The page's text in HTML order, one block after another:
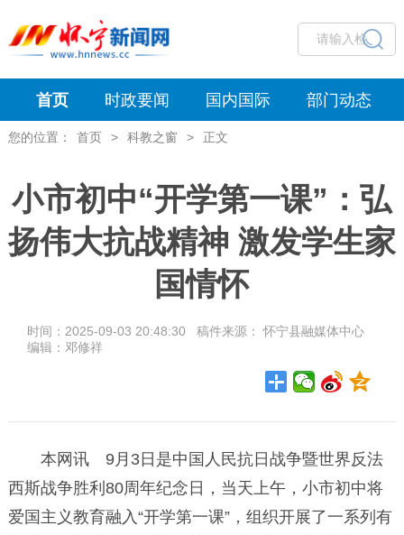
首页 时政要闻 国内国际 部门动态
您的位置： 首页 > 科教之窗 > 正文
小市初中“开学第一课”：弘
扬伟大抗战精神 激发学生家
国情怀
时间：2025-09-03 20:48:30 稿件来源： 怀宁县融媒体中心
编辑：邓修祥
本网讯 9月3日是中国人民抗日战争暨世界反法
西斯战争胜利80周年纪念日，当天上午，小市初中将
爱国主义教育融入“开学第一课”，组织开展了一系列有